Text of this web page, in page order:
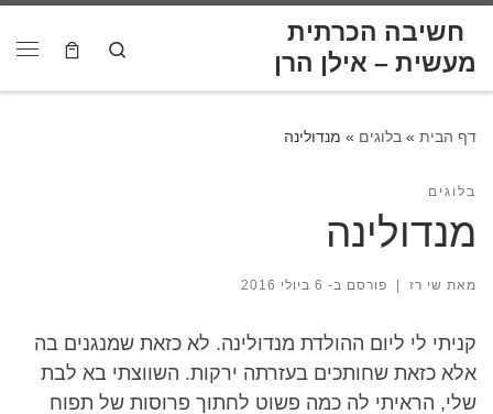
חשיבה הכרתית
Search
דף הבית » בלוגים » מנדולינה
בלוגים
מנדולינה
מאת שי רז פורסם ב- 6 ביולי 2016
קניתי לי ליום ההולדת מנדולינה. לא כזאת שמנגנים בה
אלא כזאת שחותכים בעזרתה ירקות. השווצתי בא לבת
שלי, הראיתי לה כמה פשוט לחתוך פרוסות של תפוח